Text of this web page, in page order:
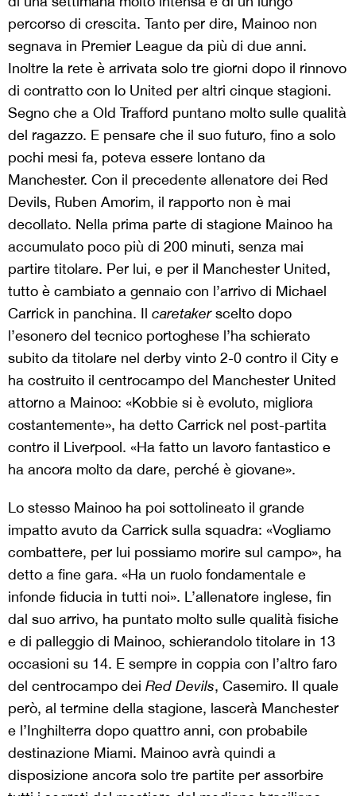
percorso di crescita. Tanto per dire, Mainoo non
segnava in Premier League da più di due anni.
Inoltre la rete è arrivata solo tre giorni dopo il rinnovo
di contratto con lo United per altri cinque stagioni.
Segno che a Old Trafford puntano molto sulle qualità
del ragazzo. E pensare che il suo futuro, fino a solo
pochi mesi fa, poteva essere lontano da
Manchester. Con il precedente allenatore dei Red
Devils, Ruben Amorim, il rapporto non è mai
decollato. Nella prima parte di stagione Mainoo ha
accumulato poco più di 200 minuti, senza mai
partire titolare. Per lui, e per il Manchester United,
tutto è cambiato a gennaio con l’arrivo di Michael
Carrick in panchina. Il caretakerscelto dopo
l’esonero del tecnico portoghese l’ha schierato
subito da titolare nel derby vinto 2-0 contro il City e
ha costruito il centrocampo del Manchester United
attorno a Mainoo: «Kobbie si è evoluto, migliora
costantemente», ha detto Carrick nel post-partita
contro il Liverpool. «Ha fatto un lavoro fantastico e
ha ancora molto da dare, perché è giovane».
Lo stesso Mainoo ha poi sottolineato il grande
impatto avuto da Carrick sulla squadra: «Vogliamo
combattere, per lui possiamo morire sul campo», ha
detto a fine gara. «Ha un ruolo fondamentale e
infonde fiducia in tutti noi». L’allenatore inglese, fin
dal suo arrivo, ha puntato molto sulle qualità fisiche
e di palleggio di Mainoo, schierandolo titolare in 13
occasioni su 14. E sempre in coppia con l’altro faro
del centrocampo dei Red Devils, Casemiro. Il quale
però, al termine della stagione, lascerà Manchester
e l’Inghilterra dopo quattro anni, con probabile
destinazione Miami. Mainoo avrà quindi a
disposizione ancora solo tre partite per assorbire